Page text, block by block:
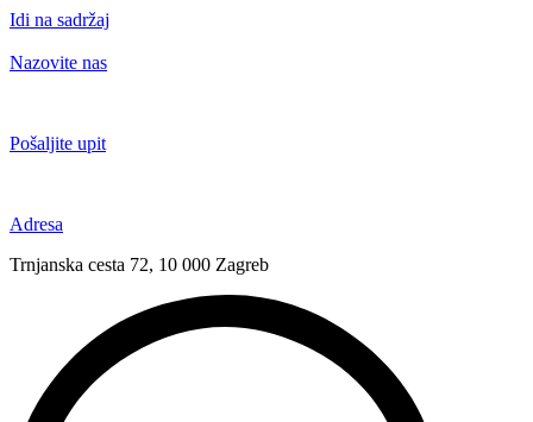
Idi na sadržaj
Nazovite nas
Pošaljite upit
Adresa
Trnjanska cesta 72, 10 000 Zagreb